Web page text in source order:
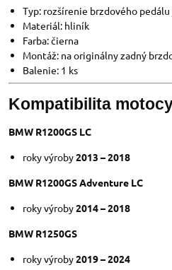
Typ: rozšírenie brzdového
Materiál: hliník
Farba: čierna
Montáž: na originálny zadný
Balenie: 1 ks
Kompatibilita
BMW R1200GS LC
roky výroby2013 – 2018
BMW R1200GS Adventure LC
roky výroby2014 – 2018
BMW R1250GS
roky výroby2019 – 2024